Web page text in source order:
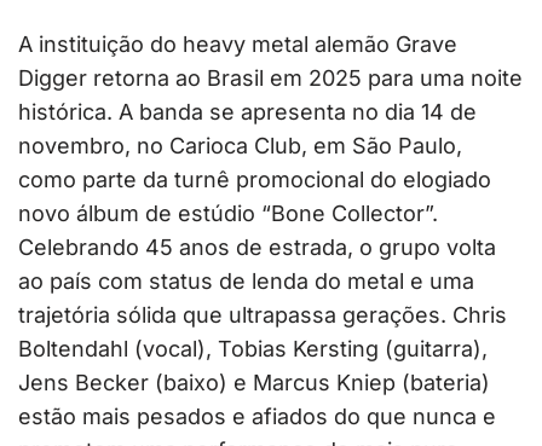
A instituição do heavy metal alemão Grave
Digger retorna ao Brasil em 2025 para uma noite
histórica. A banda se apresenta no dia 14 de
novembro, no Carioca Club, em São Paulo,
como parte da turnê promocional do elogiado
novo álbum de estúdio “Bone Collector”.
Celebrando 45 anos de estrada, o grupo volta
ao país com status de lenda do metal e uma
trajetória sólida que ultrapassa gerações. Chris
Boltendahl (vocal), Tobias Kersting (guitarra),
Jens Becker (baixo) e Marcus Kniep (bateria)
estão mais pesados e afiados do que nunca e